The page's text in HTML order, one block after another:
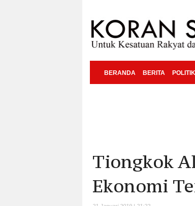
BERANDA BERITA
Tiongkok
Ekonomi